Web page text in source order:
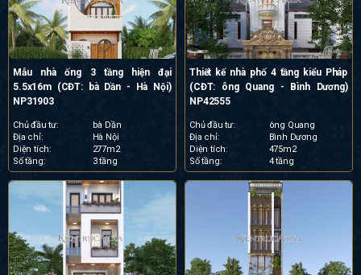
Mẫu nhà ống 3 tầng hiện đại
5.5x16m (CĐT: bà Dần - Hà Nội)
NP31903
Chủ đầu tư:
bà Dần
Địa chỉ:
Hà Nội
Diện tích:
277m2
Số tầng:
3 tầng
Thiết kế nhà phố 4 tầng kiểu Pháp
(CĐT: ông Quang - Bình Dương)
NP42555
Chủ đầu tư:
ông Quang
Địa chỉ:
Bình Dương
Diện tích:
475m2
Số tầng:
4 tầng